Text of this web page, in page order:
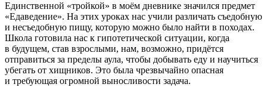
Единственной «тройкой» в моём дневнике значился предмет
«Едаведение». На этих уроках нас учили различать съедобную
и несъедобную пищу, которую можно было найти в походах.
Школа готовила нас к гипотетической ситуации, когда
в будущем, став взрослыми, нам, возможно, придётся
отправиться за пределы аула, чтобы добывать еду и научиться
убегать от хищников. Это была чрезвычайно опасная
и требующая огромной выносливости задача.